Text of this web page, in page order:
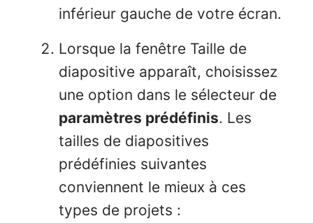
inférieur gauche de votre écran.
Lorsque la fenêtre Taille de
diapositive apparaît, choisissez
une option dans le sélecteur de
paramètres prédéfinis. Les
tailles de diapositives
prédéfinies suivantes
conviennent le mieux à ces
types de projets :